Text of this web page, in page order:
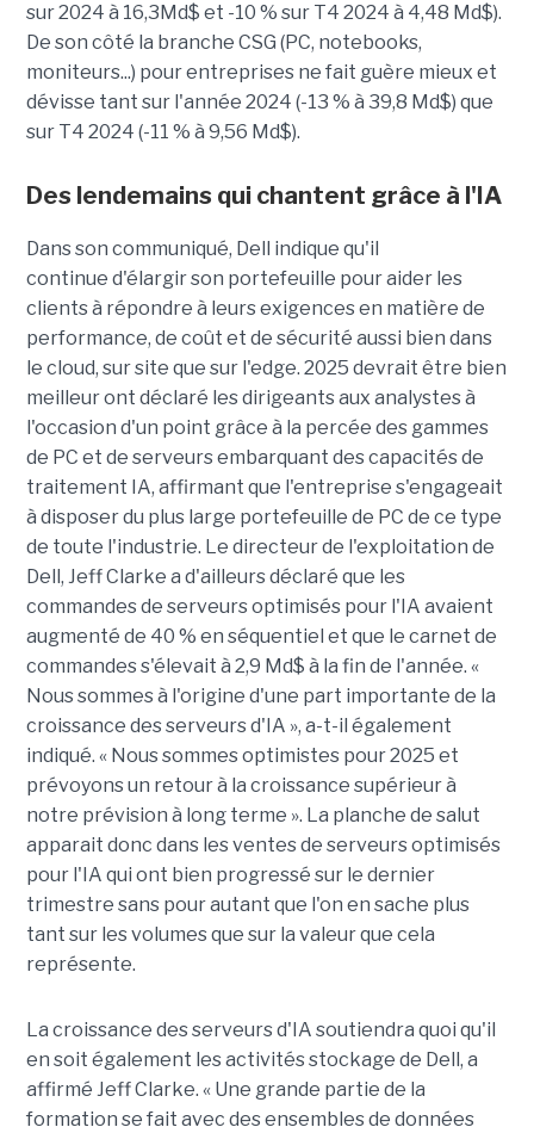
sur 2024 à 16,3Md$ et -10 % sur T4 2024 à 4,48 Md$).
De son côté la branche CSG (PC, notebooks,
moniteurs...) pour entreprises ne fait guère mieux et
dévisse tant sur l'année 2024 (-13 % à 39,8 Md$) que
sur T4 2024 (-11 % à 9,56 Md$).
Des lendemains qui chantent grâce à l'IA
Dans son communiqué, Dell indique qu'il
continue d'élargir son portefeuille pour aider les
clients à répondre à leurs exigences en matière de
performance, de coût et de sécurité aussi bien dans
le cloud, sur site que sur l'edge. 2025 devrait être bien
meilleur ont déclaré les dirigeants aux analystes à
l'occasion d'un point grâce à la percée des gammes
de PC et de serveurs embarquant des capacités de
traitement IA, affirmant que l'entreprise s'engageait
à disposer du plus large portefeuille de PC de ce type
de toute l'industrie. Le directeur de l'exploitation de
Dell, Jeff Clarke a d'ailleurs déclaré que les
commandes de serveurs optimisés pour l'IA avaient
augmenté de 40 % en séquentiel et que le carnet de
commandes s'élevait à 2,9 Md$ à la fin de l'année. «
Nous sommes à l'origine d'une part importante de la
croissance des serveurs d'IA », a-t-il également
indiqué. « Nous sommes optimistes pour 2025 et
prévoyons un retour à la croissance supérieur à
notre prévision à long terme ». La planche de salut
apparait donc dans les ventes de serveurs optimisés
pour l'IA qui ont bien progressé sur le dernier
trimestre sans pour autant que l'on en sache plus
tant sur les volumes que sur la valeur que cela
représente.
La croissance des serveurs d'IA soutiendra quoi qu'il
en soit également les activités stockage de Dell, a
affirmé Jeff Clarke. « Une grande partie de la
formation se fait avec des ensembles de données